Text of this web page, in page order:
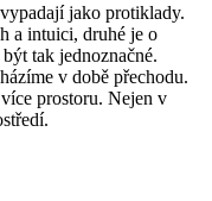
jako protiklady.
a intuici, druhé je o
tak jednoznačné.
v době přechodu.
prostoru. Nejen v